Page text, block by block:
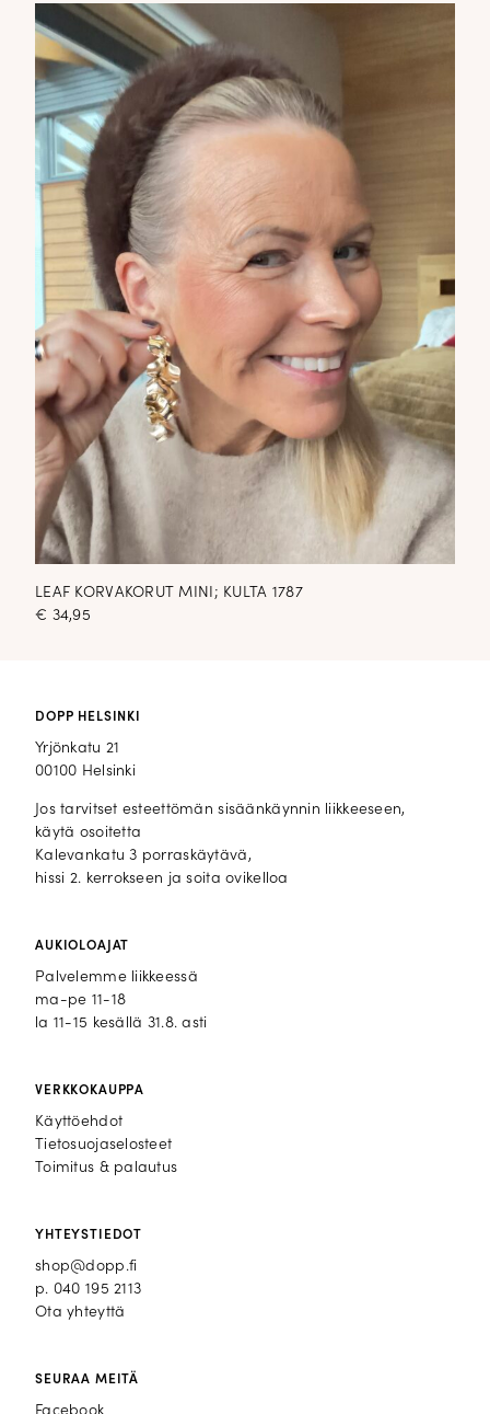
LEAF KORVAKORUT MINI; KULTA 1787
€ 34,95
DOPP HELSINKI
Yrjönkatu 21
00100 Helsinki
Jos tarvitset esteettömän sisäänkäynnin liikkeeseen,
käytä osoitetta
Kalevankatu 3 porraskäytävä,
hissi 2. kerrokseen ja soita ovikelloa
AUKIOLOAJAT
Palvelemme liikkeessä
ma-pe 11-18
la 11-15 kesällä 31.8. asti
VERKKOKAUPPA
Käyttöehdot
Tietosuojaselosteet
Toimitus & palautus
YHTEYSTIEDOT
shop@dopp.fi
p. 040 195 2113
Ota yhteyttä
SEURAA MEITÄ
Facebook